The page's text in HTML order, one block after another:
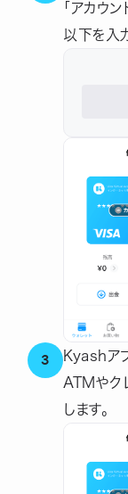
「アカウン
以下を入
3
Kyashア
ATMやク
します。